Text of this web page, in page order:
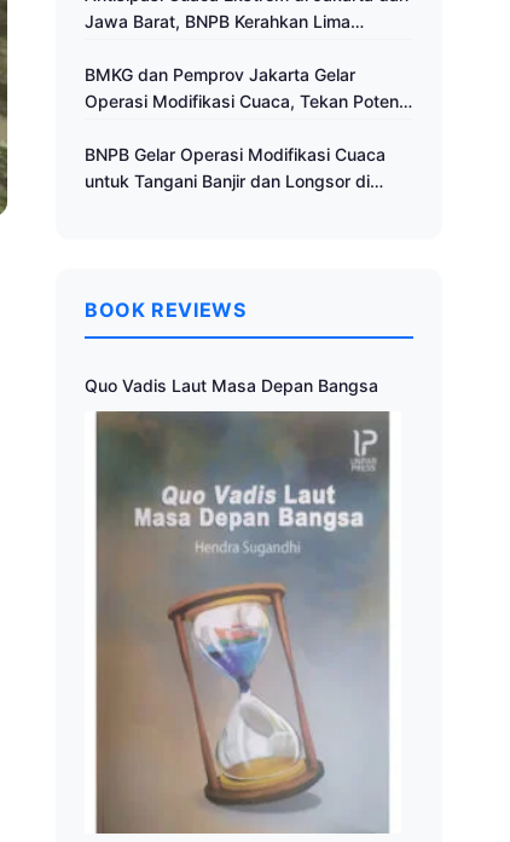
Jawa Barat, BNPB Kerahkan Lima
Cuaca
BMKG dan Pemprov Jakarta Gelar
Operasi Modifikasi Cuaca, Tekan Potensi
BNPB Gelar Operasi Modifikasi Cuaca
untuk Tangani Banjir dan Longsor di
BOOK REVIEWS
Quo Vadis Laut Masa Depan Bangsa